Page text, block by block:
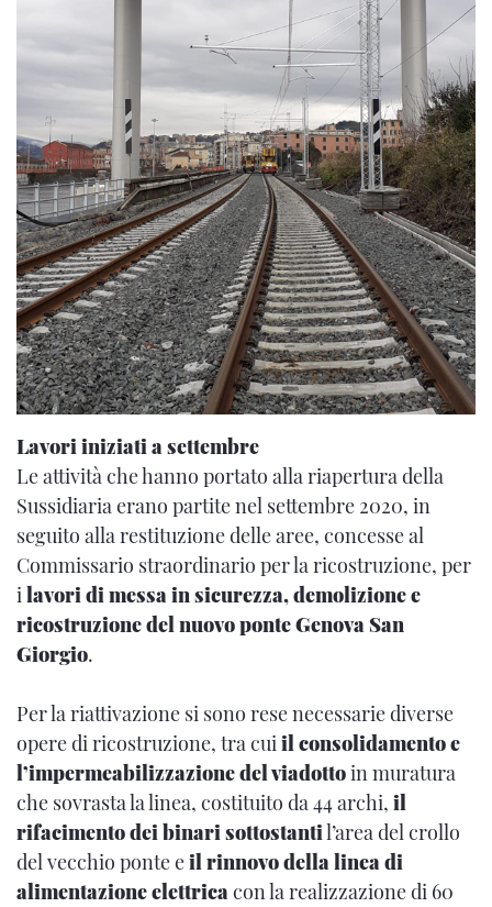
Lavori iniziati a settembre
Le attività che hanno portato alla riapertura della
Sussidiaria erano partite nel settembre 2020, in
seguito alla restituzione delle aree, concesse al
Commissario straordinario per la ricostruzione, per
ilavori di messa in sicurezza, demolizione e
ricostruzione del nuovo ponte Genova San
Giorgio.
Per la riattivazione si sono rese necessarie diverse
opere di ricostruzione, tra cuiil consolidamento e
l’impermeabilizzazione del viadottoin muratura
che sovrasta la linea, costituito da 44 archi, il
rifacimento dei binari sottostantil’area del crollo
del vecchio ponte eil rinnovo della linea di
alimentazione elettricacon la realizzazione di 60